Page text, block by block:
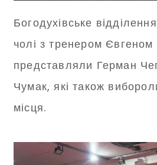
Богодухівське
чолі з тренером
представляли Герман
Чумак, які також
місця.